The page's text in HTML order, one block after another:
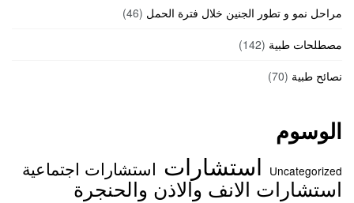
مراحل نمو و تطور الجنين خلال فترة الحمل (46)
مصطلحات طبية (142)
نصائح طبية (70)
الوسوم
Uncategorized استشارات استشارات اجتماعية
استشارات الانف والاذن والحنجرة